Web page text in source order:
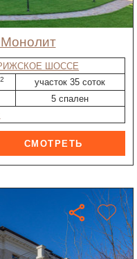
Монолит
ШОССЕ
2
участок 35 соток
5 спален